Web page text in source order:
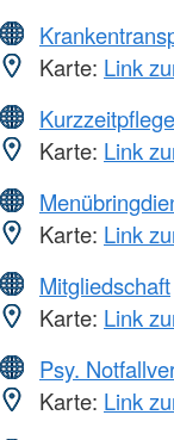
Karte: Link
Kurzzeitpflege
Karte: Link
Karte: Link
Mitgliedschaft
Karte: Link
Psy.
Karte: Link